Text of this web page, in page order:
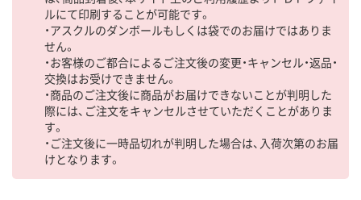
ルにて印刷することが可能です。
・アスクルのダンボールもしくは袋でのお届けではありま
せん。
・お客様のご都合によるご注文後の変更・キャンセル・返品・
交換はお受けできません。
・商品のご注文後に商品がお届けできないことが判明した
際には、ご注文をキャンセルさせていただくことがありま
す。
・ご注文後に一時品切れが判明した場合は、入荷次第のお届
けとなります。